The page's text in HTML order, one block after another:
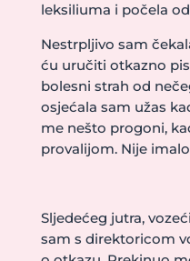
leksiliuma i počela
Nestrpljivo sam
ću uručiti otkazno
bolesni strah od
osjećala sam užas
me nešto progoni,
provalijom. Nije
Sljedećeg jutra,
sam s direktoricom